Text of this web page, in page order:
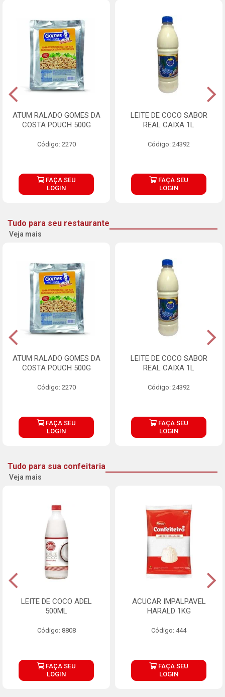
ATUM RALADO GOMES DA
COSTA POUCH 500G
Código: 2270
FAÇA SEU
LOGIN
LEITE DE COCO SABOR
REAL CAIXA 1L
Código: 24392
FAÇA SEU
LOGIN
Tudo para seu restaurante
Veja mais
ATUM RALADO GOMES DA
COSTA POUCH 500G
Código: 2270
FAÇA SEU
LOGIN
LEITE DE COCO SABOR
REAL CAIXA 1L
Código: 24392
FAÇA SEU
LOGIN
Tudo para sua confeitaria
Veja mais
LEITE DE COCO ADEL
500ML
Código: 8808
FAÇA SEU
LOGIN
ACUCAR IMPALPAVEL
HARALD 1KG
Código: 444
FAÇA SEU
LOGIN